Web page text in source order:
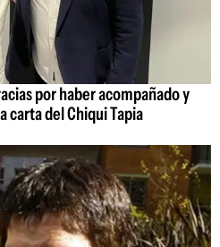
por haber acompañado y
carta del Chiqui Tapia